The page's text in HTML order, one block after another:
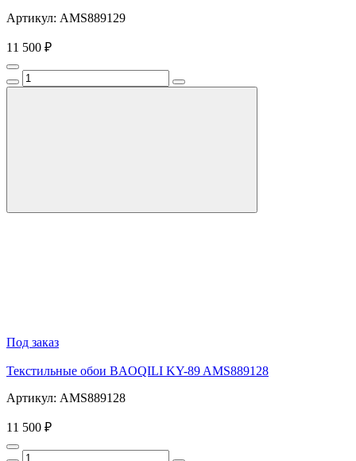
Артикул: AMS889129
11 500 ₽
Под заказ
Текстильные обои BAOQILI KY-89 AMS889128
Артикул: AMS889128
11 500 ₽